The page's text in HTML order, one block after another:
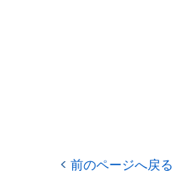
前のページへ戻る